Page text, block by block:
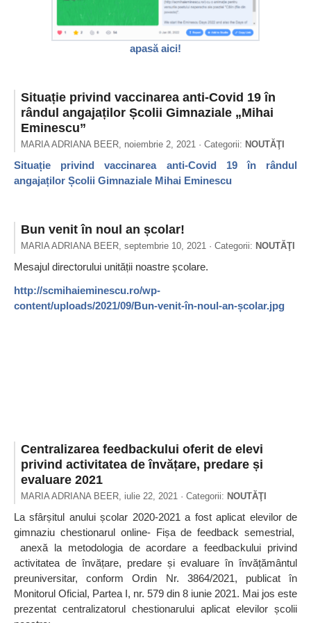
apasă aici!
Situație privind vaccinarea anti-Covid 19 în
rândul angajaților Școlii Gimnaziale „Mihai
Eminescu”
MARIA ADRIANA BEER, noiembrie 2, 2021 · Categorii: NOUTĂŢI
Situație privind vaccinarea anti-Covid 19 în rândul
angajaților Școlii Gimnaziale Mihai Eminescu
Bun venit în noul an școlar!
MARIA ADRIANA BEER, septembrie 10, 2021 · Categorii: NOUTĂŢI
Mesajul directorului unității noastre școlare.
http://scmihaieminescu.ro/wp-
content/uploads/2021/09/Bun-venit-în-noul-an-școlar.jpg
Centralizarea feedbackului oferit de elevi
privind activitatea de învățare, predare și
evaluare 2021
MARIA ADRIANA BEER, iulie 22, 2021 · Categorii: NOUTĂŢI
La sfârșitul anului școlar 2020-2021 a fost aplicat elevilor de
gimnaziu chestionarul online- Fișa de feedback semestrial,
anexă la metodologia de acordare a feedbackului privind
activitatea de învățare, predare și evaluare în învățământul
preuniversitar, conform Ordin Nr. 3864/2021, publicat în
Monitorul Oficial, Partea I, nr. 579 din 8 iunie 2021. Mai jos este
prezentat centralizatorul chestionarului aplicat elevilor școlii